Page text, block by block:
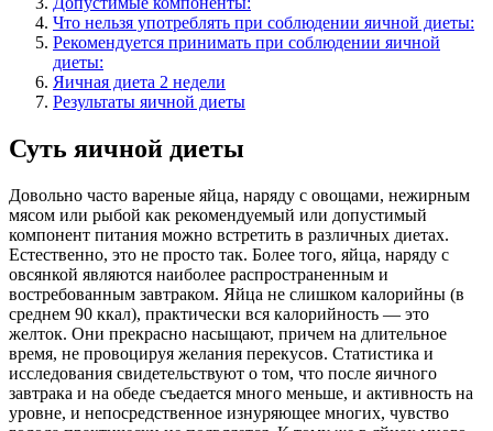
Что нельзя употреблять при соблюдении яичной диеты:
Рекомендуется принимать при соблюдении яичной
диеты:
Яичная диета 2 недели
Результаты яичной диеты
Суть яичной диеты
Довольно часто вареные яйца, наряду с овощами, нежирным
мясом или рыбой как рекомендуемый или допустимый
компонент питания можно встретить в различных диетах.
Естественно, это не просто так. Более того, яйца, наряду с
овсянкой являются наиболее распространенным и
востребованным завтраком. Яйца не слишком калорийны (в
среднем 90 ккал), практически вся калорийность — это
желток. Они прекрасно насыщают, причем на длительное
время, не провоцируя желания перекусов. Статистика и
исследования свидетельствуют о том, что после яичного
завтрака и на обеде съедается много меньше, и активность на
уровне, и непосредственное изнуряющее многих, чувство